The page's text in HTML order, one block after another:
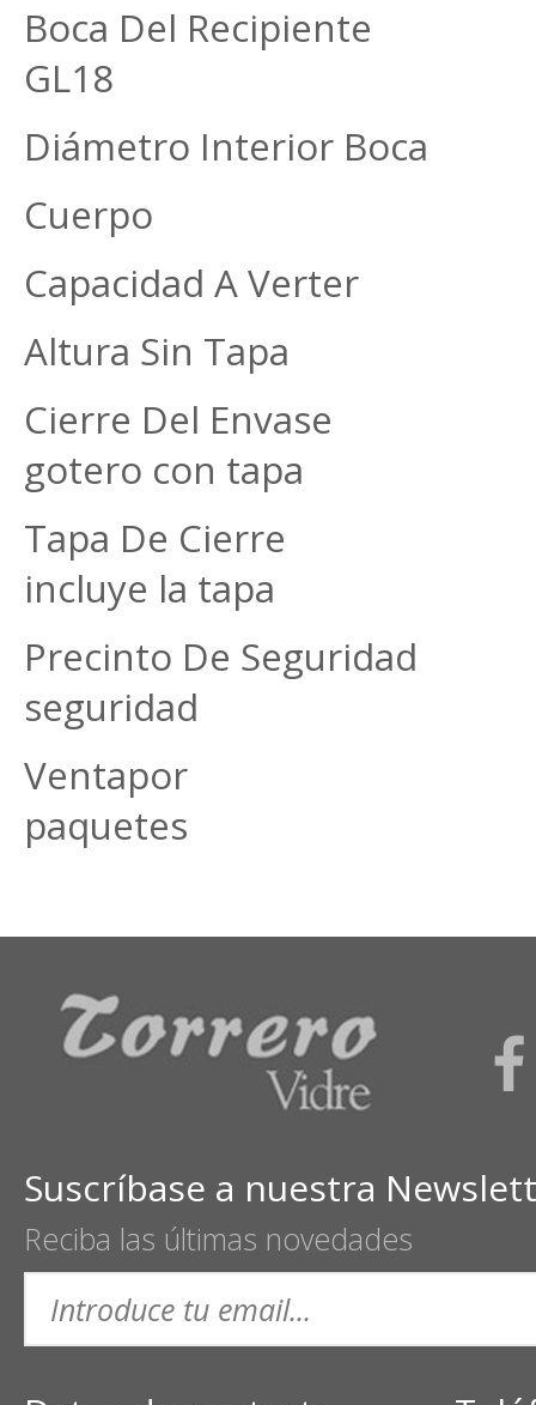
Boca Del Recipiente
GL18
Diámetro Interior
Cuerpo 28,5
Capacidad A Verter
Altura Sin Tapa
Cierre Del Envase
gotero con tapa
Tapa De Cierre La
incluye la tapa
Precinto De Seguridad
seguridad
Ventapor
paquetes
Suscríbase a nuestra
Reciba las últimas novedades